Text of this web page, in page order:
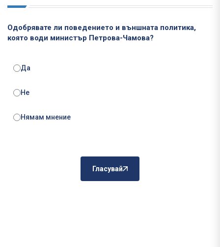
Одобрявате ли поведението и външната политика,
която води министър Петрова-Чамова?
Да
Не
Нямам мнение
Гласувай